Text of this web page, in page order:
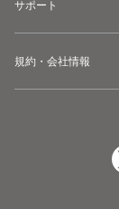
サポート
規約・会社情報